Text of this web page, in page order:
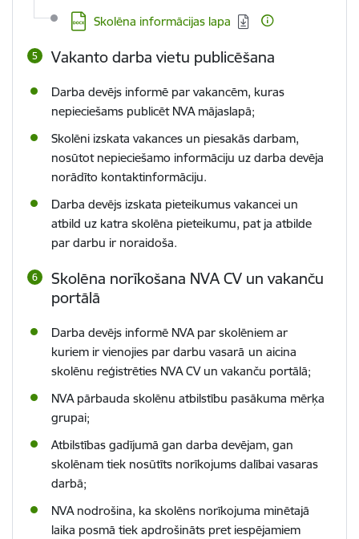
Lejupielādēt:
Skolēna informācijas lapa
Vakanto darba vietu publicēšana
Darba devējs informē par vakancēm, kuras
nepieciešams publicēt NVA mājaslapā;
Skolēni izskata vakances un piesakās darbam,
nosūtot nepieciešamo informāciju uz darba devēja
norādīto kontaktinformāciju.
Darba devējs izskata pieteikumus vakancei un
atbild uz katra skolēna pieteikumu, pat ja atbilde
par darbu ir noraidoša.
Skolēna norīkošana NVA CV un vakanču
portālā
Darba devējs informē NVA par skolēniem ar
kuriem ir vienojies par darbu vasarā un aicina
skolēnu reģistrēties NVA CV un vakanču portālā;
NVA pārbauda skolēnu atbilstību pasākuma mērķa
grupai;
Atbilstības gadījumā gan darba devējam, gan
skolēnam tiek nosūtīts norīkojums dalībai vasaras
darbā;
NVA nodrošina, ka skolēns norīkojuma minētajā
laika posmā tiek apdrošināts pret iespējamiem